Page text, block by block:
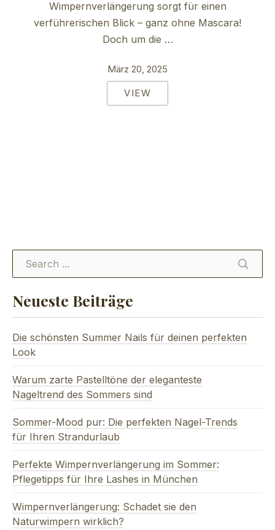
Wimpernverlängerung sorgt für einen
verführerischen Blick – ganz ohne Mascara!
Doch um die …
März 20, 2025
VIEW
Neueste Beiträge
Die schönsten Summer Nails für deinen perfekten
Look
Warum zarte Pastelltöne der eleganteste
Nageltrend des Sommers sind
Sommer-Mood pur: Die perfekten Nagel-Trends
für Ihren Strandurlaub
Perfekte Wimpernverlängerung im Sommer:
Pflegetipps für Ihre Lashes in München
Wimpernverlängerung: Schadet sie den
Naturwimpern wirklich?